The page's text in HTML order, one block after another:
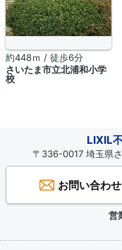
約448ｍ / 徒歩6分
さいたま市立北浦和小学
校
LIXIL
〒336-0017 埼玉県
お問い合わせ
営